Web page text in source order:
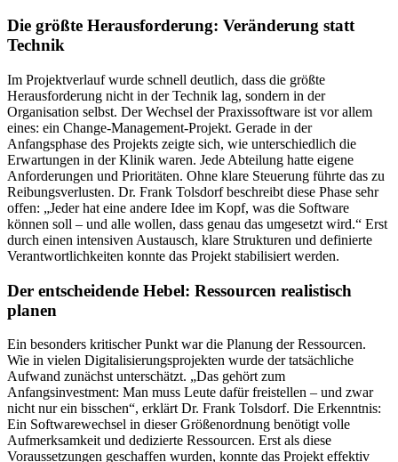
Die größte Herausforderung: Veränderung statt
Technik
Im Projektverlauf wurde schnell deutlich, dass die größte
Herausforderung nicht in der Technik lag, sondern in der
Organisation selbst. Der Wechsel der Praxissoftware ist vor allem
eines: ein Change-Management-Projekt. Gerade in der
Anfangsphase des Projekts zeigte sich, wie unterschiedlich die
Erwartungen in der Klinik waren. Jede Abteilung hatte eigene
Anforderungen und Prioritäten. Ohne klare Steuerung führte das zu
Reibungsverlusten. Dr. Frank Tolsdorf beschreibt diese Phase sehr
offen: „Jeder hat eine andere Idee im Kopf, was die Software
können soll – und alle wollen, dass genau das umgesetzt wird.“ Erst
durch einen intensiven Austausch, klare Strukturen und definierte
Verantwortlichkeiten konnte das Projekt stabilisiert werden.
Der entscheidende Hebel: Ressourcen realistisch
planen
Ein besonders kritischer Punkt war die Planung der Ressourcen.
Wie in vielen Digitalisierungsprojekten wurde der tatsächliche
Aufwand zunächst unterschätzt. „Das gehört zum
Anfangsinvestment: Man muss Leute dafür freistellen – und zwar
nicht nur ein bisschen“, erklärt Dr. Frank Tolsdorf. Die Erkenntnis:
Ein Softwarewechsel in dieser Größenordnung benötigt volle
Aufmerksamkeit und dedizierte Ressourcen. Erst als diese
Voraussetzungen geschaffen wurden, konnte das Projekt effektiv